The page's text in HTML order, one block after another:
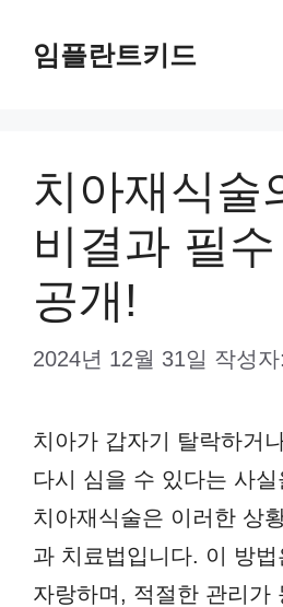
임플란트키드
치아재식술
비결과 필
공개!
2024년 12월 31일 작성자:
치아가 갑자기 탈락하거
다시 심을 수 있다는 사
치아재식술은 이러한 상
과 치료법입니다. 이 방
자랑하며, 적절한 관리가